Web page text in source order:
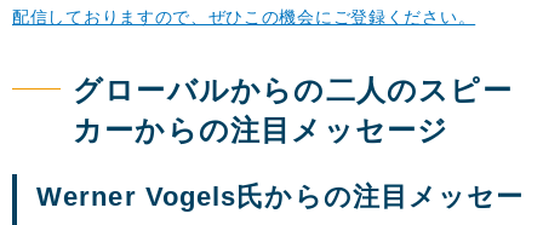
配信しておりますので、ぜひこの機会にご登録ください。
グローバルからの二人のスピー
カーからの注目メッセージ
Werner Vogels氏からの注目メッセー